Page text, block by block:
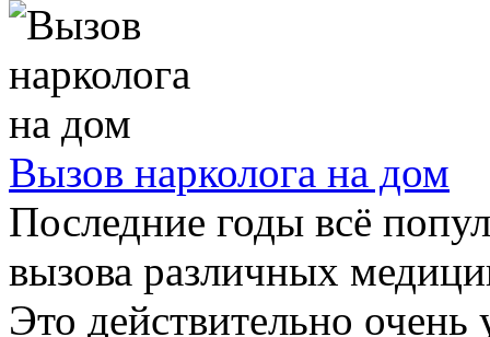
Вызов нарколога на дом
Последние годы всё
вызова различных
Это действительно